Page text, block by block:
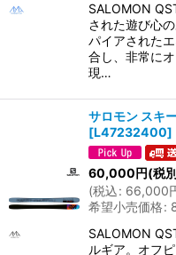
SALOMON
された遊び心
パイアされた
合し、非常に
現…
サロモン スキ
[L47232400]
60,000円(税
(税込: 66,000
希望小売価格:
SALOMON
ルギア。オフ